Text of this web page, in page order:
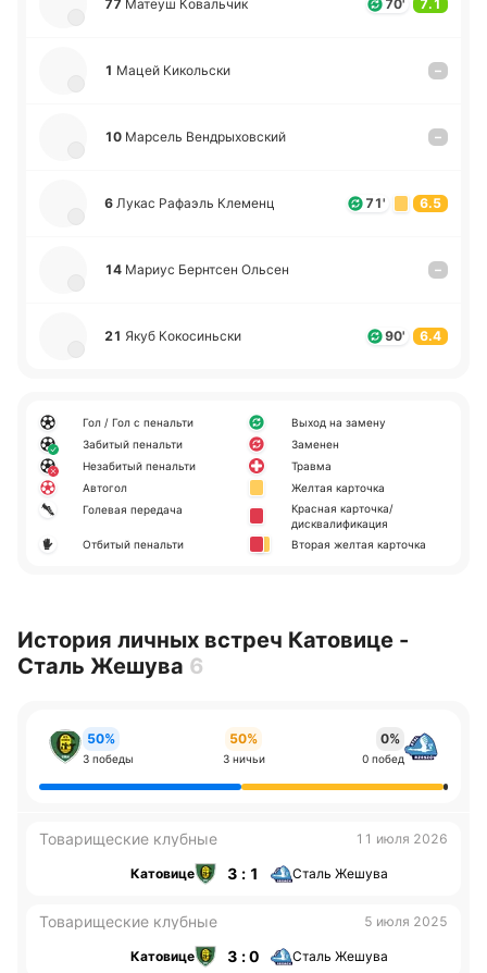
77 Матеуш Ко­ва­льчик 70' 7.1
1 Мацей Ки­ко­льски –
10 Ма­рсель Ве­ндры­хо­вский –
6 Лукас Ра­фаэль Кле­менц 71' 6.5
14 Мариус Бе­рнтсен Ольсен –
21 Якуб Ко­ко­си­ньски 90' 6.4
Гол / Гол с пенальти
Забитый пенальти
Незабитый пенальти
Автогол
Голевая передача
Отбитый пенальти
Выход на замену
Заменен
Травма
Желтая карточка
Красная карточка/
дисквалификация
Вторая желтая карточка
История личных встреч Катовице -
Сталь Жешува 6
50%
3 победы
50%
3 ничьи
0%
0 побед
Товарищеские клубные 11 июля 2026
Катовице 3 : 1 Сталь Жешува
Товарищеские клубные 5 июля 2025
Катовице 3 : 0 Сталь Жешува